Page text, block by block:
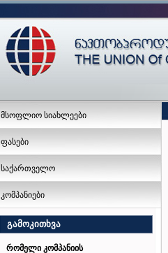
მსოფლიო სიახლეები
ფასები
საქართველო
კომპანიები
გამოკითხვა
რომელი კომპანიის